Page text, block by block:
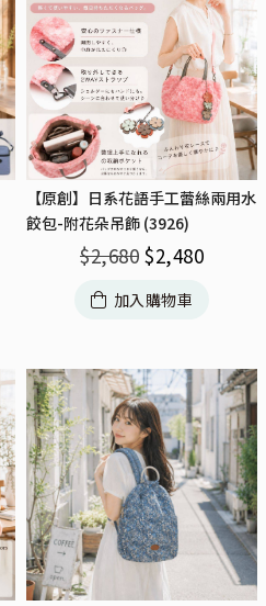
【原創】日系花語手工蕾絲兩用水
餃包-附花朵吊飾 (3926)
$2,680 $2,480
加入購物車